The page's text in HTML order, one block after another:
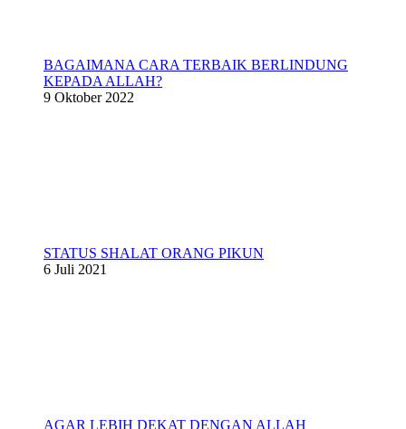
BAGAIMANA CARA TERBAIK BERLINDUNG
KEPADA ALLAH?
9 Oktober 2022
STATUS SHALAT ORANG PIKUN
6 Juli 2021
AGAR LEBIH DEKAT DENGAN ALLAH